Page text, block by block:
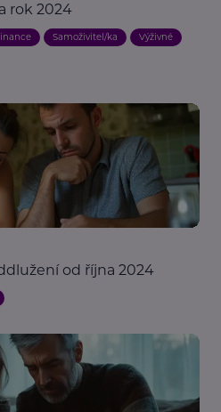
rok 2024
Samoživitel/ka Výživné
od října 2024